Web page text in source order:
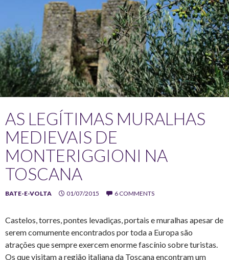
AS LEGÍTIMAS MURALHAS
MEDIEVAIS DE
MONTERIGGIONI NA
TOSCANA
BATE-E-VOLTA 01/07/2015 6 COMMENTS
Castelos, torres, pontes levadiças, portais e muralhas apesar de
serem comumente encontrados por toda a Europa são
atrações que sempre exercem enorme fascínio sobre turistas.
Os que visitam a região italiana da Toscana encontram um